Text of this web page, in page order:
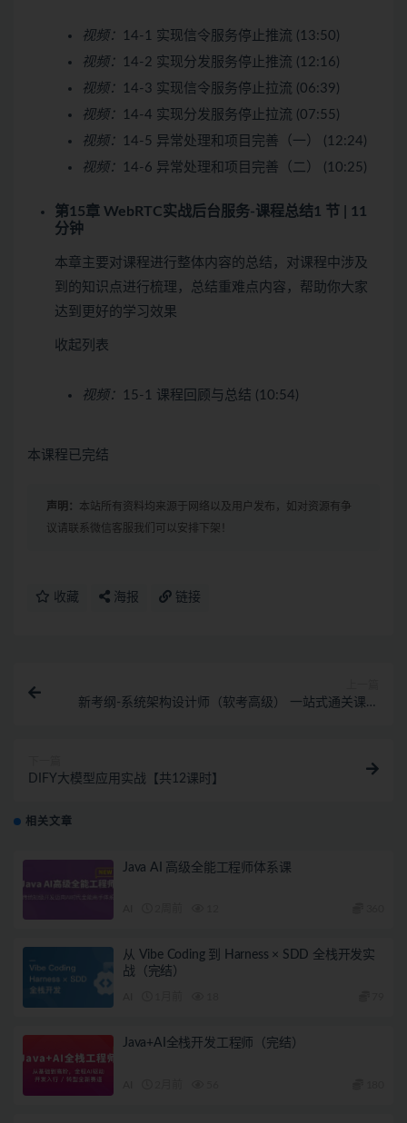
视频：
14-1 实现信令服务停止推流 (13:50)
视频：
14-2 实现分发服务停止推流 (12:16)
视频：
14-3 实现信令服务停止拉流 (06:39)
视频：
14-4 实现分发服务停止拉流 (07:55)
视频：
14-5 异常处理和项目完善（一） (12:24)
视频：
14-6 异常处理和项目完善（二） (10:25)
第15章 WebRTC实战后台服务-课程总结1 节 | 11
分钟
本章主要对课程进行整体内容的总结，对课程中涉及
到的知识点进行梳理，总结重难点内容，帮助你大家
达到更好的学习效果
收起列表
视频： 15-1 课程回顾与总结 (10:54)
本课程已完结
声明： 本站所有资料均来源于网络以及用户发布，如对资源有争
议请联系微信客服我们可以安排下架！
收藏 海报 链接
新考纲-系统架构设计师（软考高级） 一站式通关课程
DIFY大模型应用实战【共12课时】
相关文章
Java AI 高级全能工程师体系课
从 Vibe Coding 到 Harness × SDD 全栈开发实
战（完结）
Java+AI全栈开发工程师（完结）